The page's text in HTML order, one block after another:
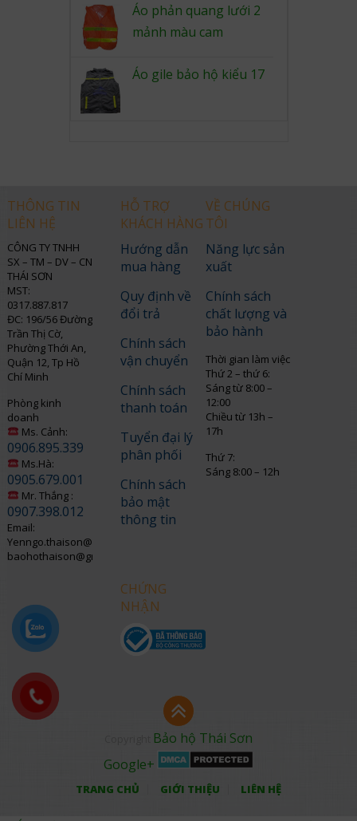
4.00out
of 5
Áo phản quang lưới 2
mảnh màu cam
Áo gile bảo hộ kiểu 17
THÔNG TIN
LIÊN HỆ
CÔNG TY TNHH
SX – TM – DV – CN
THÁI SƠN
MST:
0317.887.817
ĐC: 196/56 Đường
Trần Thị Cờ,
Phường Thới An,
Quận 12, Tp Hồ
Chí Minh
Phòng kinh
doanh
Ms. Cảnh:
0906.895.339
Ms.Hà:
0905.679.001
Mr. Thắng :
0907.398.012
Email:
Yenngo.thaison@gmail.com
baohothaison@gmail.com
HỖ TRỢ
KHÁCH HÀNG
Hướng dẫn
mua hàng
Quy định về
đổi trả
Chính sách
vận chuyển
Chính sách
thanh toán
Tuyển đại lý
phân phối
Chính sách
bảo mật
thông tin
CHỨNG
NHẬN
VỀ CHÚNG
TÔI
Năng lực sản
xuất
Chính sách
chất lượng và
bảo hành
Thời gian làm việc
Thứ 2 – thứ 6:
Sáng từ 8:00 –
12:00
Chiều từ 13h –
17h
Thứ 7:
Sáng 8:00 – 12h
Bảo hộ Thái Sơn
Google+
TRANG CHỦ GIỚI THIỆU LIÊN HỆ